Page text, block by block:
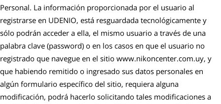
Personal. La información proporcionada por el usuario al
registrarse en UDENIO, está resguardada tecnológicamente y
sólo podrán acceder a ella, el mismo usuario a través de una
palabra clave (password) o en los casos en que el usuario no
registrado que navegue en el sitio www.nikoncenter.com.uy, y
que habiendo remitido o ingresado sus datos personales en
algún formulario específico del sitio, requiera alguna
modificación, podrá hacerlo solicitando tales modificaciones a